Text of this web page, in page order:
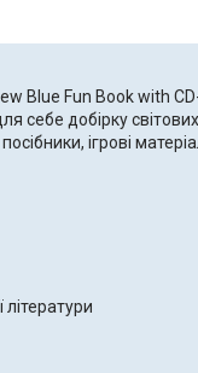
Blue Fun Book with
себе добірку
ігрові